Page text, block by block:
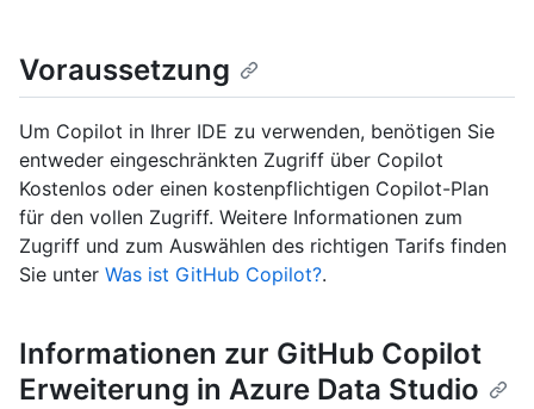
Voraussetzung
Um Copilot in Ihrer IDE zu verwenden, benötigen Sie
entweder eingeschränkten Zugriff über Copilot
Kostenlos oder einen kostenpflichtigen Copilot-Plan
für den vollen Zugriff. Weitere Informationen zum
Zugriff und zum Auswählen des richtigen Tarifs finden
Sie unter Was ist GitHub Copilot?.
Informationen zur GitHub Copilot
Erweiterung in Azure Data Studio